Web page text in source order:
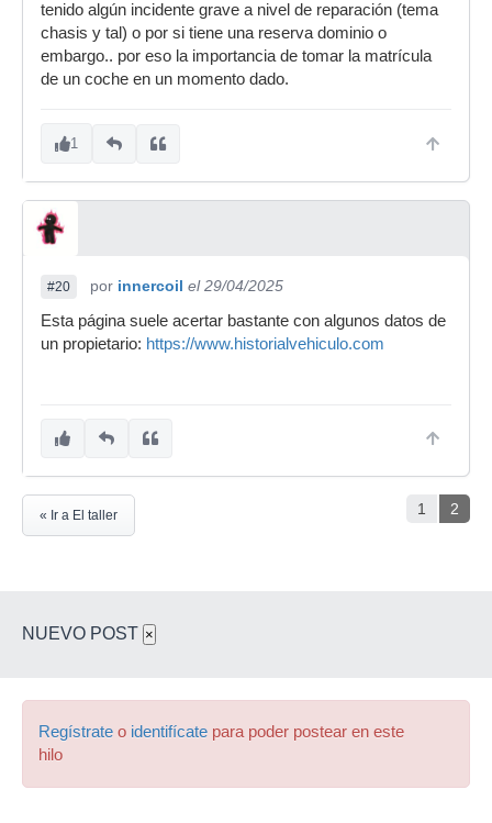
tenido algún incidente grave a nivel de reparación (tema
chasis y tal) o por si tiene una reserva dominio o
embargo.. por eso la importancia de tomar la matrícula
de un coche en un momento dado.
1
#20 por innercoil el 29/04/2025
Esta página suele acertar bastante con algunos datos de
un propietario: https://www.historialvehiculo.com
1 2
« Ir a El taller
NUEVO POST ×
Regístrate o identifícate para poder postear en este
hilo